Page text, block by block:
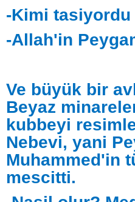
-Kimi tasiyordu
-Allah'in
Ve büyük bir
Beyaz
kubbeyi
Nebevi, yani
Muhammed'in
mescitti.